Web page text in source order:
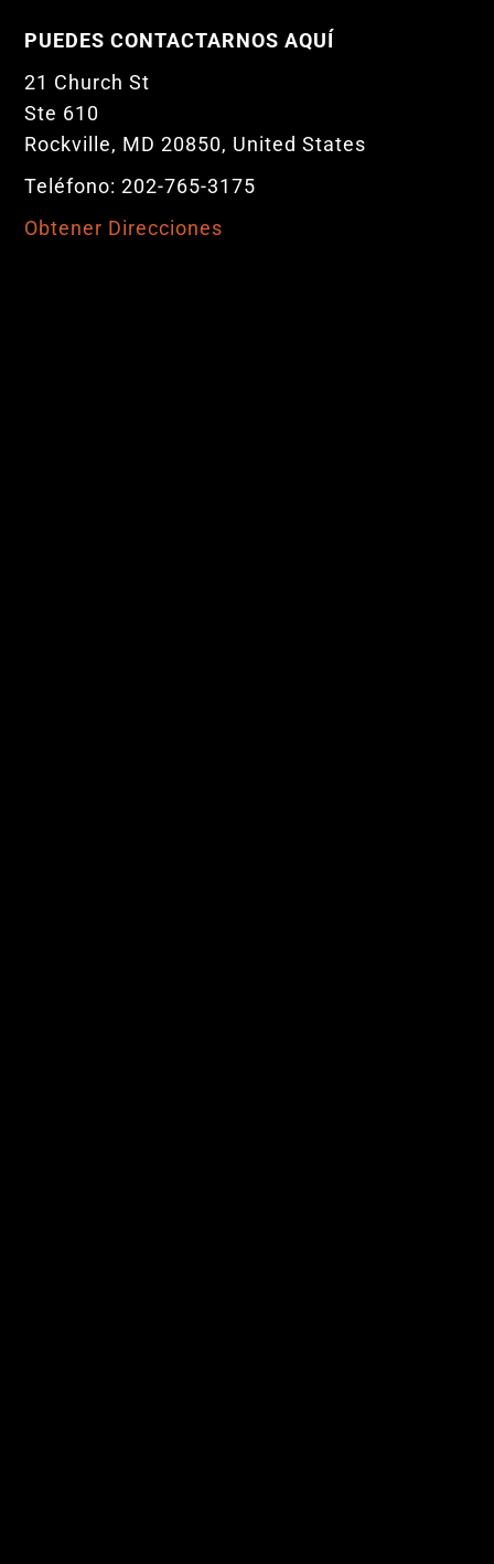
PUEDES CONTACTARNOS AQUÍ
21 Church St
Ste 610
Rockville, MD 20850, United States
Teléfono: 202-765-3175
Obtener Direcciones